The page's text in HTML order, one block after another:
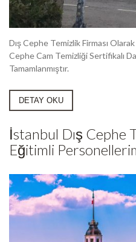
Dış Cephe Temizlik Firması
Cephe Cam Temizliği Sertifikalı
Tamamlanmıştır.
DETAY OKU
İstanbul Dış Cephe
Eğitimli